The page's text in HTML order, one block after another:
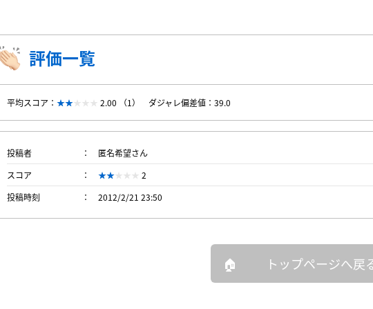
評価一覧
平均スコア： 2.00 （1） ダジャレ偏差値：39.0
投稿者
匿名希望さん
スコア
2
投稿時刻
2012/2/21 23:50
トップページへ戻